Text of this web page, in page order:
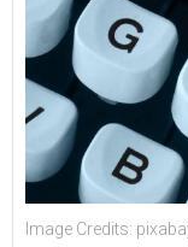
Image Credits: